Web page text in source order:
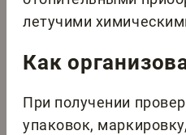
летучими
Как
При получении
упаковок,